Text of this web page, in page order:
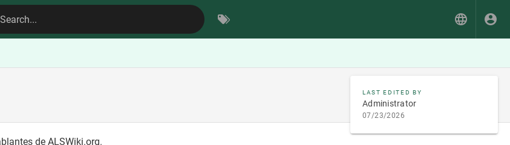
Search...
LAST EDITED BY
Administrator
07/23/2026
de ALSWiki.org.